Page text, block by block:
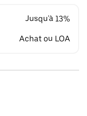
Jusqu'à 13%
Achat ou LOA